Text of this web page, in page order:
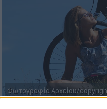
Φωτογραφία Αρχείου/